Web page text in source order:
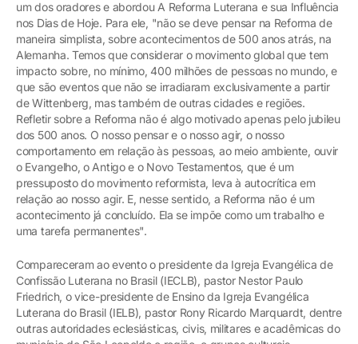
um dos oradores e abordou A Reforma Luterana e sua Influência
nos Dias de Hoje. Para ele, "não se deve pensar na Reforma de
maneira simplista, sobre acontecimentos de 500 anos atrás, na
Alemanha. Temos que considerar o movimento global que tem
impacto sobre, no mínimo, 400 milhões de pessoas no mundo, e
que são eventos que não se irradiaram exclusivamente a partir
de Wittenberg, mas também de outras cidades e regiões.
Refletir sobre a Reforma não é algo motivado apenas pelo jubileu
dos 500 anos. O nosso pensar e o nosso agir, o nosso
comportamento em relação às pessoas, ao meio ambiente, ouvir
o Evangelho, o Antigo e o Novo Testamentos, que é um
pressuposto do movimento reformista, leva à autocrítica em
relação ao nosso agir. E, nesse sentido, a Reforma não é um
acontecimento já concluído. Ela se impõe como um trabalho e
uma tarefa permanentes".
Compareceram ao evento o presidente da Igreja Evangélica de
Confissão Luterana no Brasil (IECLB), pastor Nestor Paulo
Friedrich, o vice-presidente de Ensino da Igreja Evangélica
Luterana do Brasil (IELB), pastor Rony Ricardo Marquardt, dentre
outras autoridades eclesiásticas, civis, militares e acadêmicas do